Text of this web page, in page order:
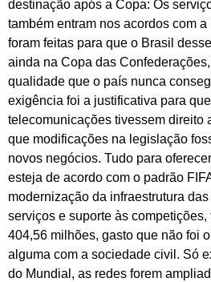
destinação após a Copa: Os
também entram nos acordos com
foram feitas para que o Brasil
ainda na Copa das
qualidade que o país nunca
exigência foi a justificativa para
telecomunicações tivessem direito
que modificações na legislação
novos negócios. Tudo para
esteja de acordo com o padrão
modernização da infraestrutura
serviços e suporte às
404,56 milhões, gasto que não foi
alguma com a sociedade civil. Só
do Mundial, as redes forem